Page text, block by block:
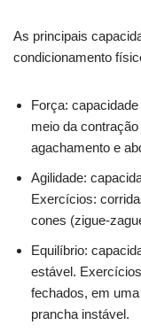
As principais
condicionamento
Força:
meio da
agachamento e
Agilidade:
Exercícios:
cones (zigue-
Equilíbrio:
estável.
fechados, em
prancha instável.